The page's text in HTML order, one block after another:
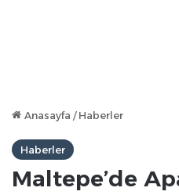
Anasayfa / Haberler
Haberler
Maltepe’de